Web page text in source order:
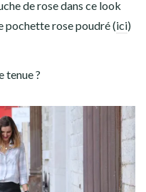
de rose dans ce look
pochette rose poudré (ici)
tenue ?